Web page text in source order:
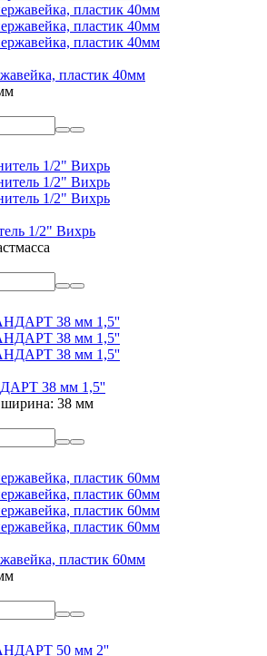
пластик 40мм
1/2" Вихрь
38 мм 1,5''
ширина: 38 мм
пластик 60мм